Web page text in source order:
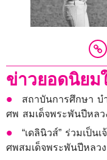
ข่าวยอดนิยม
สถาบันการศึกษา บ
ศพ สมเด็จพระพันปีหลว
“เดลินิวส์” ร่วมเป็น
ศพสมเด็จพระพันปีหลวง